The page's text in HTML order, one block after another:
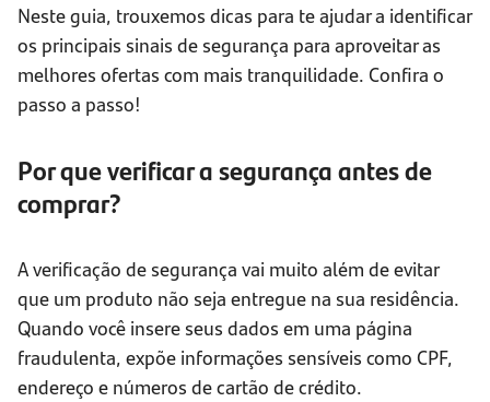
Neste guia, trouxemos dicas para te ajudar a identificar
os principais sinais de segurança para aproveitar as
melhores ofertas com mais tranquilidade. Confira o
passo a passo!
Por que verificar a segurança antes de
comprar?
A verificação de segurança vai muito além de evitar
que um produto não seja entregue na sua residência.
Quando você insere seus dados em uma página
fraudulenta, expõe informações sensíveis como CPF,
endereço e números de cartão de crédito.